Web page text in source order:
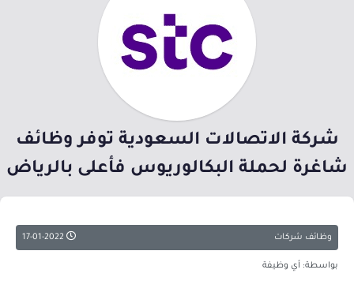
شركة الاتصالات السعودية توفر وظائف
شاغرة لحملة البكالوريوس فأعلى بالرياض
وظائف شركات
بواسطة: أي وظيفة